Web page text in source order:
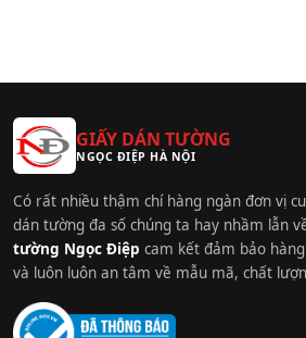
GIẤY DÁN TƯỜNG
NGỌC ĐIỆP HÀ NỘI
Có rất nhiều thậm chí hàng ngàn đơn vị
dán tường đa số chúng ta hay nhầm lẫn
tường Ngọc Điệp cam kết đảm bảo
và luôn luôn an tâm về mẫu mã, chất